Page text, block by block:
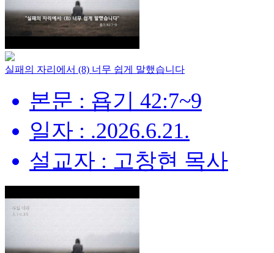
실패의 자리에서 (8) 너무 쉽게 말했습니다
본문 : 욥기 42:7~9
일자 : .2026.6.21.
설교자 : 고창현 목사